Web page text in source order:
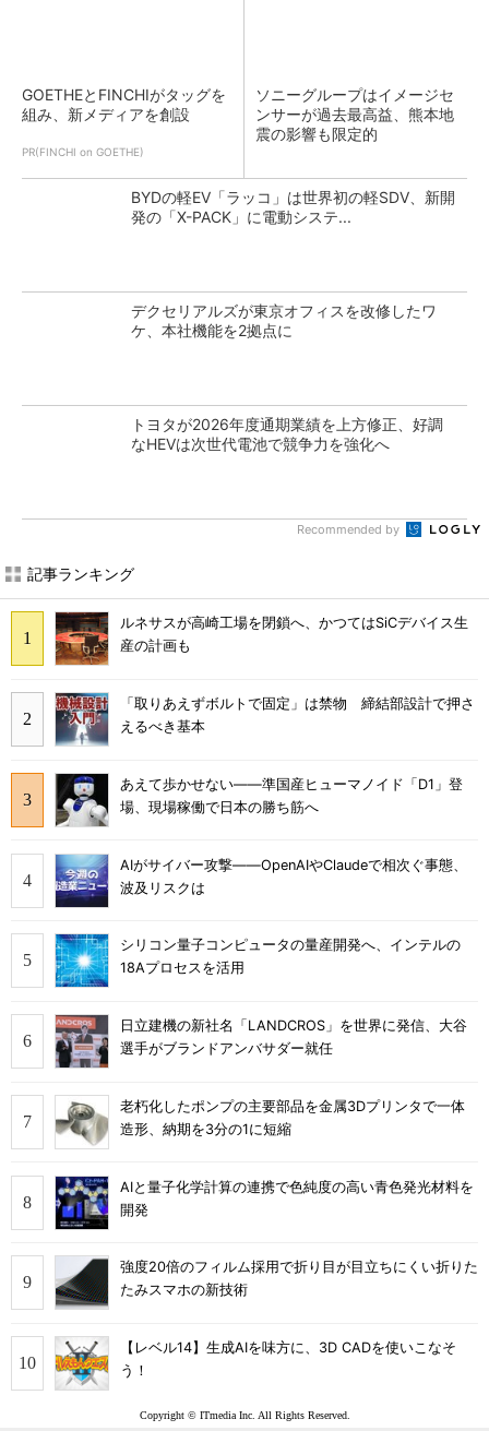
GOETHEとFINCHIがタッグを
組み、新メディアを創設
PR(FINCHI on GOETHE)
ソニーグループはイメージセ
ンサーが過去最高益、熊本地
震の影響も限定的
BYDの軽EV「ラッコ」は世界初の軽SDV、新開
発の「X-PACK」に電動システ...
デクセリアルズが東京オフィスを改修したワ
ケ、本社機能を2拠点に
トヨタが2026年度通期業績を上方修正、好調
なHEVは次世代電池で競争力を強化へ
Recommended by
記事ランキング
ルネサスが高崎工場を閉鎖へ、かつてはSiCデバイス生
産の計画も
「取りあえずボルトで固定」は禁物 締結部設計で押さ
えるべき基本
あえて歩かせない――準国産ヒューマノイド「D1」登
場、現場稼働で日本の勝ち筋へ
AIがサイバー攻撃――OpenAIやClaudeで相次ぐ事態、
波及リスクは
シリコン量子コンピュータの量産開発へ、インテルの
18Aプロセスを活用
日立建機の新社名「LANDCROS」を世界に発信、大谷
選手がブランドアンバサダー就任
老朽化したポンプの主要部品を金属3Dプリンタで一体
造形、納期を3分の1に短縮
AIと量子化学計算の連携で色純度の高い青色発光材料を
開発
強度20倍のフィルム採用で折り目が目立ちにくい折りた
たみスマホの新技術
【レベル14】生成AIを味方に、3D CADを使いこなそ
う！
Copyright © ITmedia Inc. All Rights Reserved.